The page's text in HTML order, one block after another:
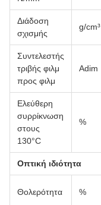
Διάδοση
σχισμής
g/cm³
Συντελεστής
τριβής φιλμ
προς φιλμ
Adim
Ελεύθερη
συρρίκνωση
στους
130°C
%
Οπτική ιδιότητα
Θολερότητα %